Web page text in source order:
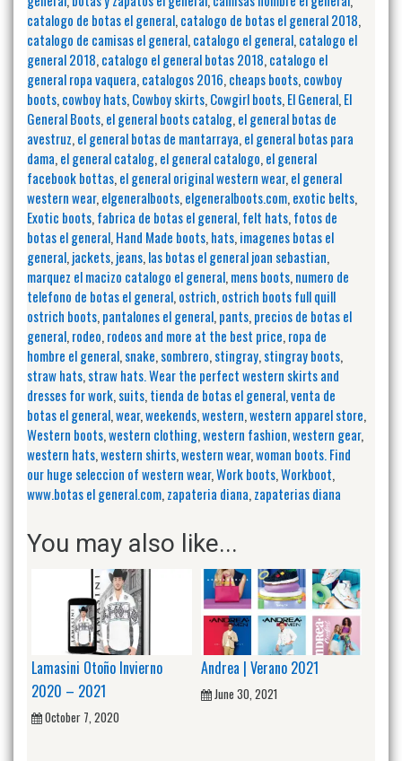
catalogo de botas el general,catalogo de botas el general 2018,
catalogo de camisas el general,catalogo el general,catalogo el
general 2018,catalogo el general botas 2018,catalogo el
general ropa vaquera,catalogos 2016,cheaps boots,cowboy
boots,cowboy hats,Cowboy skirts,Cowgirl boots,El General,El
General Boots,el general boots catalog,el general botas de
avestruz,el general botas de mantarraya,el general botas para
dama,el general catalog,el general catalogo,el general
facebook bottas,el general original western wear,el general
western wear,elgeneralboots,elgeneralboots.com,exotic belts,
Exotic boots,fabrica de botas el general,felt hats,fotos de
botas el general,Hand Made boots,hats,imagenes botas el
general,jackets,jeans,las botas el general joan sebastian,
marquez el macizo catalogo el general,mens boots,numero de
telefono de botas el general,ostrich,ostrich boots full quill
ostrich boots,pantalones el general,pants,precios de botas el
general,rodeo,rodeos and more at the best price,ropa de
hombre el general,snake,sombrero,stingray,stingray boots,
straw hats,straw hats. Wear the perfect western skirts and
dresses for work,suits,tienda de botas el general,venta de
botas el general,wear,weekends,western,western apparel store,
Western boots,western clothing,western fashion,western gear,
western hats,western shirts,western wear,woman boots. Find
our huge seleccion of western wear,Work boots,Workboot,
www.botas el general.com,zapateria diana,zapaterias diana
You may also like...
Lamasini Otoño Invierno
2020 – 2021
October 7, 2020
Andrea | Verano 2021
June 30, 2021